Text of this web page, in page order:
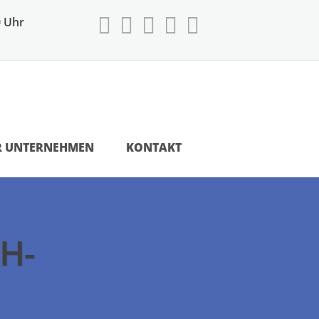
Uhr
UNTERNEHMEN KONTAKT